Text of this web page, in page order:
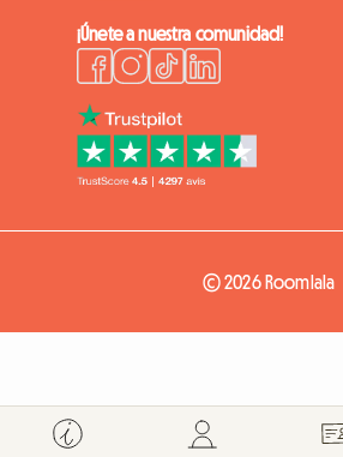
¡Únete a nuestra comunidad!
© 2026 Roomlala